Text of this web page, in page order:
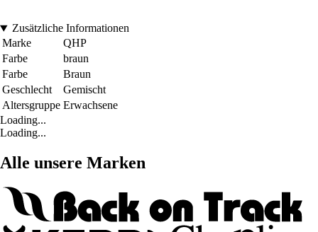
Zusätzliche Informationen
Marke
QHP
Farbe
braun
Farbe
Braun
Geschlecht
Gemischt
Altersgruppe Erwachsene
Loading...
Loading...
Alle unsere Marken